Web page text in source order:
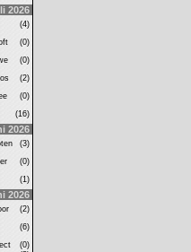
2026
(4)
(0)
(0)
(2)
(0)
(16)
2026
(3)
(0)
(1)
2026
(2)
(6)
(0)